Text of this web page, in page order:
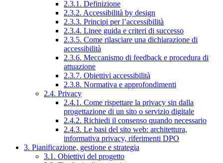
2.3.1. Definizione
2.3.2. Accessibilità by design
2.3.3. Principi per l’accessibilità
2.3.4. Linee guida e criteri di successo
2.3.5. Come rilasciare una dichiarazione di
accessibilità
2.3.6. Meccanismo di feedback e procedura di
attuazione
2.3.7. Obiettivi accessibilità
2.3.8. Normativa e approfondimenti
2.4. Privacy
2.4.1. Come rispettare la privacy sin dalla
progettazione di un sito o servizio digitale
2.4.2. Richiedi il consenso quando necessario
2.4.3. Le basi del sito web: architettura,
informativa privacy, riferimenti DPO
3. Pianificazione, gestione e strategia
3.1. Obiettivi del progetto